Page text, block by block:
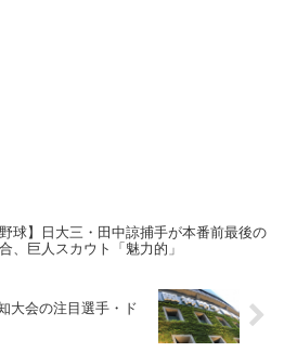
野球】日大三・田中諒捕手が本番前最後の
、巨人スカウト「魅力的」
大会の注目選手・ド